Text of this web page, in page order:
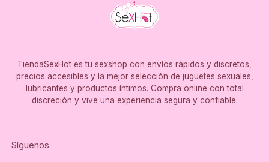
TiendaSexHot es tu sexshop con envíos rápidos y discretos,
precios accesibles y la mejor selección de juguetes sexuales,
lubricantes y productos íntimos. Compra online con total
discreción y vive una experiencia segura y confiable.
Síguenos